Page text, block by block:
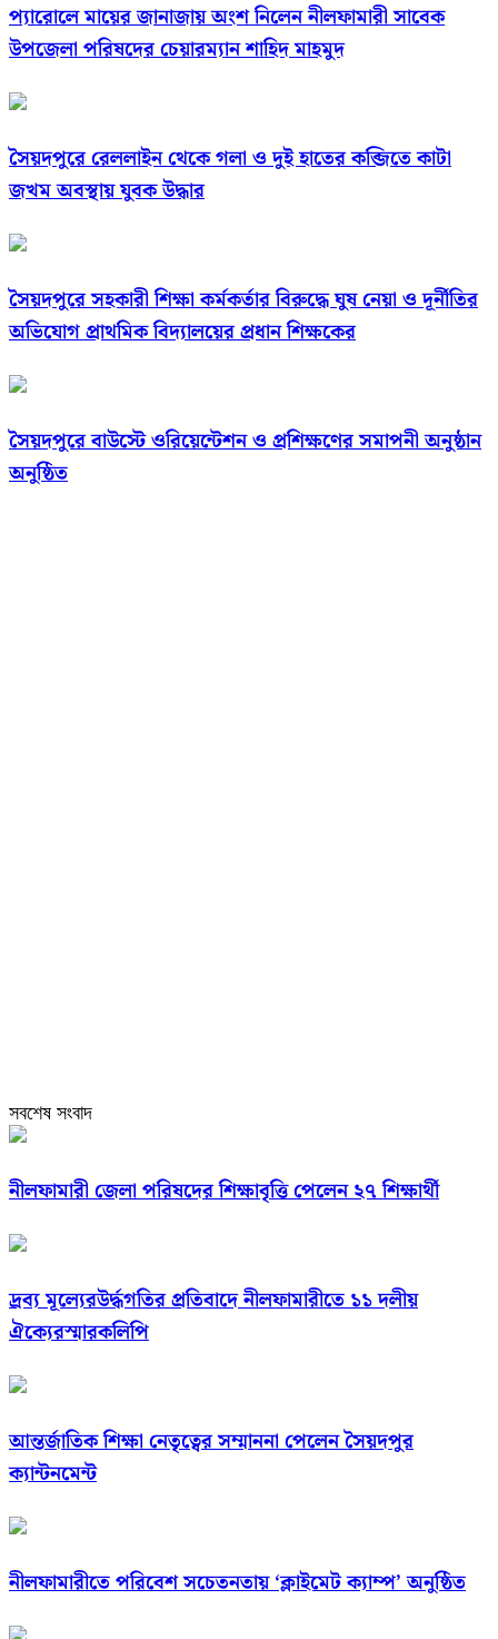
প্যারোলে মায়ের জানাজায় অংশ নিলেন নীলফামারী সাবেক
উপজেলা পরিষদের চেয়ারম্যান শাহিদ মাহমুদ
সৈয়দপুরে রেললাইন থেকে গলা ও দুই হাতের কব্জিতে কাটা
জখম অবস্থায় যুবক উদ্ধার
সৈয়দপুরে সহকারী শিক্ষা কর্মকর্তার বিরুদ্ধে ঘুষ নেয়া ও দূর্নীতির
অভিযোগ প্রাথমিক বিদ্যালয়ের প্রধান শিক্ষকের
সৈয়দপুরে বাউস্টে ওরিয়েন্টেশন ও প্রশিক্ষণের সমাপনী অনুষ্ঠান
অনুষ্ঠিত
সবশেষ সংবাদ
নীলফামারী জেলা পরিষদের শিক্ষাবৃত্তি পেলেন ২৭ শিক্ষার্থী
দ্রব্য মূল্যেরউর্দ্ধগতির প্রতিবাদে নীলফামারীতে ১১ দলীয়
ঐক্যেরস্মারকলিপি
আন্তর্জাতিক শিক্ষা নেতৃত্বের সম্মাননা পেলেন সৈয়দপুর
ক্যান্টনমেন্ট
নীলফামারীতে পরিবেশ সচেতনতায় ‘ক্লাইমেট ক্যাম্প’ অনুষ্ঠিত